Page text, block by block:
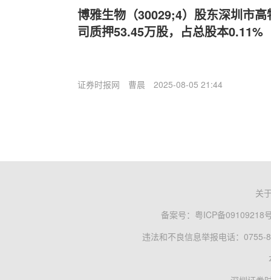
博雅生物（30029;4）股东深圳市
司质押53.45万股，占总股本0.11%
证券时报网 曹晨 2025-08-05 21:44
关
备案号： 粤ICP备09109218
违法和不良信息举报电话：0755-